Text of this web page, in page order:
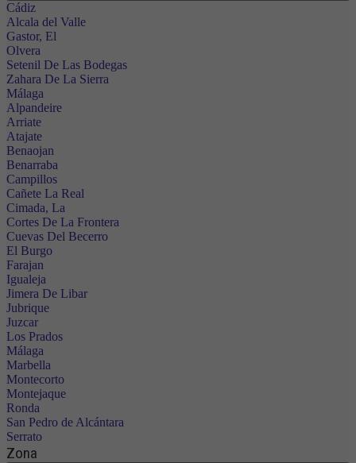
Cádiz
Alcala del Valle
Gastor, El
Olvera
Setenil De Las Bodegas
Zahara De La Sierra
Málaga
Alpandeire
Arriate
Atajate
Benaojan
Benarraba
Campillos
Cañete La Real
Cimada, La
Cortes De La Frontera
Cuevas Del Becerro
El Burgo
Farajan
Igualeja
Jimera De Libar
Jubrique
Juzcar
Los Prados
Málaga
Marbella
Montecorto
Montejaque
Ronda
San Pedro de Alcántara
Serrato
Zona